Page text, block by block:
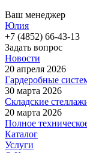
Ваш менеджер
Юлия
+7 (4852) 66-43-13
Задать вопрос
Новости
20 апреля 2026
Гардеробные
30 марта 2026
Складские
20 марта 2026
Полное
Каталог
Услуги